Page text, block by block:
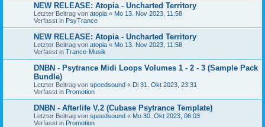
NEW RELEASE: Atopia - Uncharted Territory
Letzter Beitrag von atopia « Mo 13. Nov 2023, 11:58
Verfasst in PsyTrance
NEW RELEASE: Atopia - Uncharted Territory
Letzter Beitrag von atopia « Mo 13. Nov 2023, 11:58
Verfasst in Trance-Musik
DNBN - Psytrance Midi Loops Volumes 1 - 2 - 3 (Sample Pack
Bundle)
Letzter Beitrag von speedsound « Di 31. Okt 2023, 23:31
Verfasst in Promotion
DNBN - Afterlife V.2 (Cubase Psytrance Template)
Letzter Beitrag von speedsound « Mo 30. Okt 2023, 06:03
Verfasst in Promotion